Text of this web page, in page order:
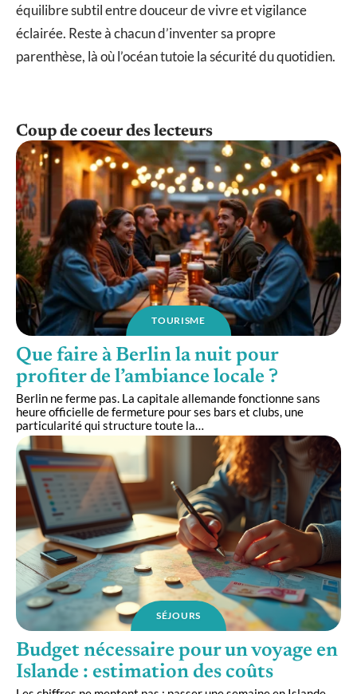
équilibre subtil entre douceur de vivre et vigilance
éclairée. Reste à chacun d’inventer sa propre
parenthèse, là où l’océan tutoie la sécurité du quotidien.
Coup de coeur des lecteurs
TOURISME
Que faire à Berlin la nuit pour
profiter de l’ambiance locale ?
Berlin ne ferme pas. La capitale allemande fonctionne sans
heure officielle de fermeture pour ses bars et clubs, une
particularité qui structure toute la…
SÉJOURS
Budget nécessaire pour un voyage en
Islande : estimation des coûts